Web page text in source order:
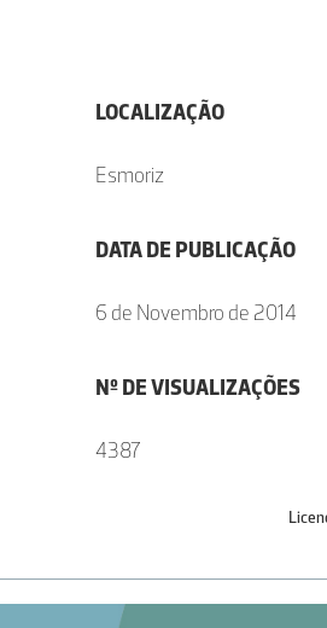
LOCALIZAÇÃO
Esmoriz
DATA DE PUBLICAÇÃO
6 de Novembro de 2014
Nº DE VISUALIZAÇÕES
4387